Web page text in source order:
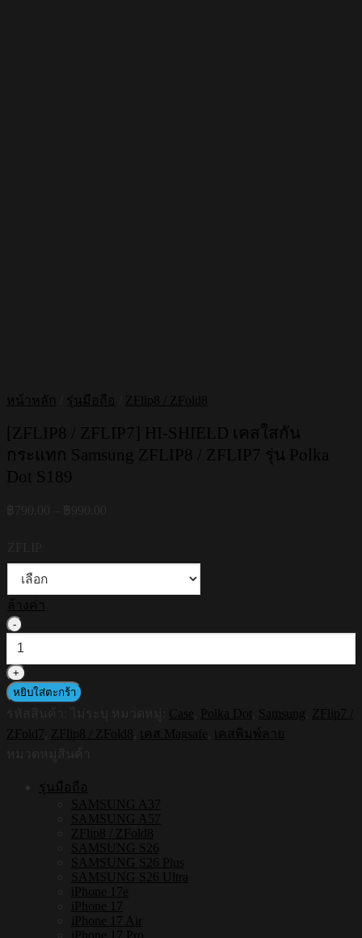
หน้าหลัก รุ่นมือถือ ZFlip8 / ZFold8
[ZFLIP8 / ZFLIP7] HI-SHIELD เคสใสกัน
กระแทก Samsung ZFLIP8 / ZFLIP7 รุ่น Polka
Dot S189
ล้างค่า
/
ZFLIP7]
HI-
SHIELD
ใส
กระแทก
Samsung
หยิบใส่ตะกร้า
Case Polka Dot Samsung
ZFlip7 /
ZFold7
ZFlip8 / ZFold8 เคส Magsafe
เคสพิมพ์ลาย
รุ่นมือถือ
SAMSUNG A37
SAMSUNG A57
ZFlip8 / ZFold8
SAMSUNG S26
SAMSUNG S26 Plus
SAMSUNG S26 Ultra
iPhone 17e
iPhone 17
iPhone 17 Air
iPhone 17 Pro